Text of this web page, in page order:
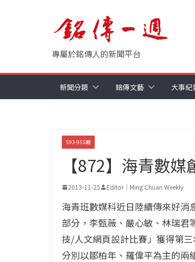
專屬於銘傳人的新聞平台
新聞分類 銘傳文藝 大事紀
593-955期
【872】海青數媒
2013-11-25 Editor｜Ming Chuan Weekly
海青班數媒科近日陸續傳來好消
部分，李甄薇、嚴心敏、林瑞
技/人文網頁設計比賽」獲得第
分別以鄒柏年、羅偉平為主的兩